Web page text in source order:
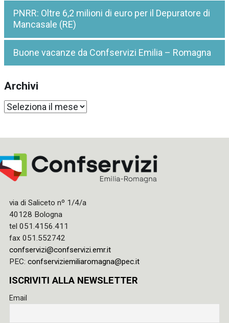
PNRR: Oltre 6,2 milioni di euro per il Depuratore di
Mancasale (RE)
Buone vacanze da Confservizi Emilia – Romagna
Archivi
Archivi
via di Saliceto nº 1/4/a
40128 Bologna
tel 051.4156.411
fax 051.552742
confservizi@confservizi.emr.it
PEC: confserviziemiliaromagna@pec.it
ISCRIVITI ALLA NEWSLETTER
Email